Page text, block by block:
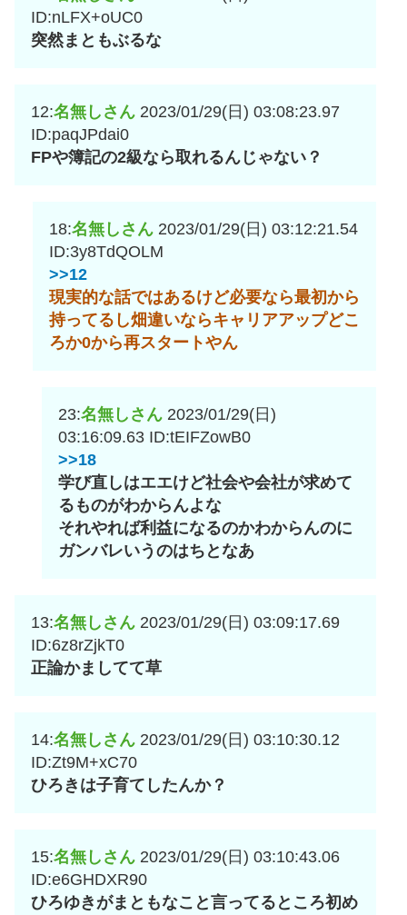
ID:nLFX+oUC0
突然まともぶるな
12:名無しさん 2023/01/29(日) 03:08:23.97
ID:paqJPdai0
FPや簿記の2級なら取れるんじゃない？
18:名無しさん 2023/01/29(日) 03:12:21.54
ID:3y8TdQOLM
>>12
現実的な話ではあるけど必要なら最初から
持ってるし畑違いならキャリアアップどこ
ろか0から再スタートやん
23:名無しさん 2023/01/29(日)
03:16:09.63 ID:tEIFZowB0
>>18
学び直しはエエけど社会や会社が求めて
るものがわからんよな
それやれば利益になるのかわからんのに
ガンバレいうのはちとなあ
13:名無しさん 2023/01/29(日) 03:09:17.69
ID:6z8rZjkT0
正論かましてて草
14:名無しさん 2023/01/29(日) 03:10:30.12
ID:Zt9M+xC70
ひろきは子育てしたんか？
15:名無しさん 2023/01/29(日) 03:10:43.06
ID:e6GHDXR90
ひろゆきがまともなこと言ってるところ初め